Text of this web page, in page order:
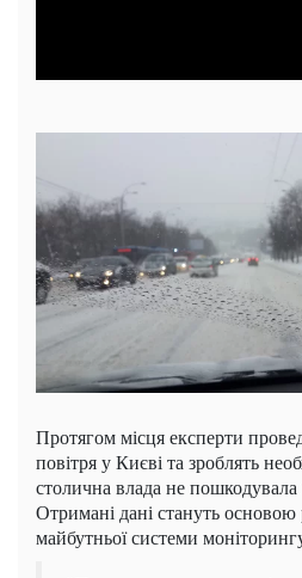
Протягом місця експерти
повітря у Києві та зроблять
столична влада не
Отримані дані стануть основою
майбутньої системи